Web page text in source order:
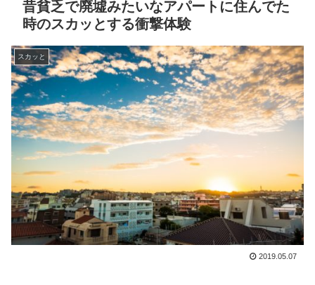
昔貧乏で廃墟みたいなアパートに住んでた
時のスカッとする衝撃体験
スカッと
2019.05.07